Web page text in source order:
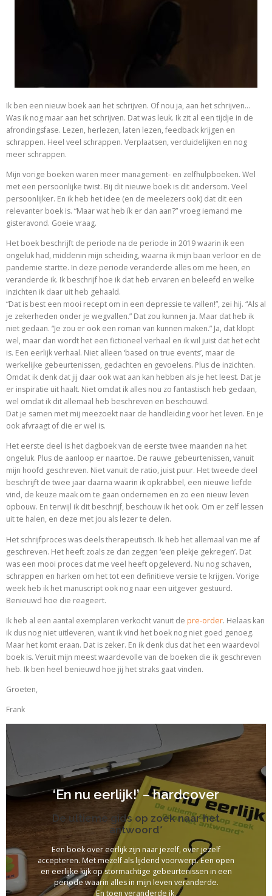
Ik ben een nieuw boek aan het schrijven. Of nou ja, aan het schrijven…
Was ik nog maar aan het schrijven. Dat was leuk. Ik zit al een tijdje in de
afrondingsfase. Lezen, herlezen, laten lezen, feedback krijgen en
schrappen. Heel veel schrappen. Verplaatsen, verduidelijken en nog
meer schrappen.
Mijn vorige boeken waren meer management- en zelfhulpboeken. Wel
met een persoonlijke twist. Bij dit nieuwe boek is dit andersom. Veel
persoonlijker. En ik heb het idee (en de meelezers ook) dat dit een
relevanter boek is. “Maar wat heb ík er dan aan?” vroeg iemand me
gisteravond. Goeie vraag.
Het boek beschrijft de periode na de periode in 2019 waarin ik een
ongeluk had, middenin mijn scheiding, waarna ik mijn baan verloor en de
pandemie startte. In deze periode veranderde alles om me heen, en
veranderde ik. Ik beschrijf hoe ik dat heb ervaren en beleefd en welke
inzichten ik daar uit heb gehaald.
“Dat is best een mooi recept om in een depressie te vallen!”, zei hij. “Als al
je zekerheden onder je wegvallen.” Dat zou kunnen ja. Maar dat heb ik
niet gedaan. “Je zou er ook een roman van kunnen maken.” Ja, dat klopt
wel, maar dan wordt het een fictioneel verhaal en ik wil juist dat het echt
is. Een eerlijk verhaal. Niet alleen ‘based on true events’, maar de
werkelijke gebeurtenissen, gedachten en gevoelens. Plus de inzichten.
Omdat ik denk dat jij daar ook wat aan kan hebben als je het leest. Dat je
er inspiratie uit haalt. Niet omdat ik alles nou zo fantastisch heb gedaan,
wel omdat ik dit allemaal heb beschreven en beschouwd.
Dat je samen met mij meezoekt naar de handleiding voor het leven. En je
ook afvraagt of die er wel is.
Het eerste deel is het dagboek van de eerste twee maanden na het
ongeluk. Plus de aanloop er naartoe. De rauwe gebeurtenissen, vanuit
mijn hoofd geschreven. Niet vanuit de ratio, juist puur. Het tweede deel
beschrijft de twee jaar daarna waarin ik opkrabbel, een nieuwe liefde
vind, de keuze maak om te gaan ondernemen en zo een nieuw leven
opbouw. En terwijl ik dit beschrijf, beschouw ik het ook. Om er zelf lessen
uit te halen, en deze met jou als lezer te delen.
Het schrijfproces was deels therapeutisch. Ik heb het allemaal van me af
geschreven. Het heeft zoals ze dan zeggen ‘een plekje gekregen’. Dat
was een mooi proces dat me veel heeft opgeleverd. Nu nog schaven,
schrappen en harken om het tot een definitieve versie te krijgen. Vorige
week heb ik het manuscript ook nog naar een uitgever gestuurd.
Benieuwd hoe die reageert.
Ik heb al een aantal exemplaren verkocht vanuit de pre-order. Helaas kan
ik dus nog niet uitleveren, want ik vind het boek nog niet goed genoeg.
Maar het komt eraan. Dat is zeker. En ik denk dus dat het een waardevol
boek is. Veruit mijn meest waardevolle van de boeken die ik geschreven
heb. Ik ben heel benieuwd hoe jij het straks gaat vinden.
Groeten,
Frank
‘En nu eerlijk!’ – hardcover
De ultieme gids op zoek naar het
antwoord*
Een boek over eerlijk zijn naar jezelf, over jezelf
accepteren. Met mezelf als lijdend voorwerp. Een open
en eerlijke kijk op stormachtige gebeurtenissen in een
periode waarin alles in mijn leven veranderde.
En toen veranderde ik.